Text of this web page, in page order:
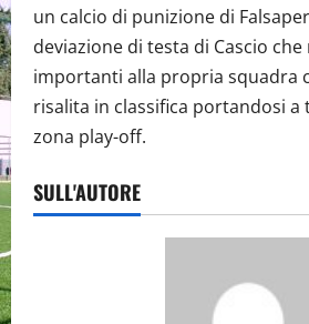
un calcio di punizione di
deviazione di testa di Cascio
importanti alla propria squadra
risalita in classifica portandosi a
zona play-off.
SULL'AUTORE